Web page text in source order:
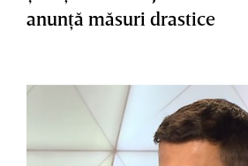
anunţă măsuri drastice